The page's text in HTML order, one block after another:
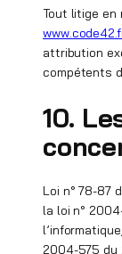
Tout litige en
attribution
compétents
10.
Loi n° 78-87
la loi n°
2004-575 du